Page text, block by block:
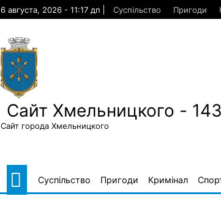
6 августа, 2026 - 11:17 дп Суспільство Пригоди
Сайт Хмельницкого -
Сайт города Хмельницкого
Суспільство Пригоди Кримінал